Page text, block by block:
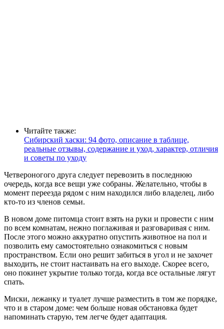
Читайте также:
Сибирский хаски: 94 фото, описание в таблице,
реальные отзывы, содержание и уход, характер, отличия
и советы по уходу
Четвероногого друга следует перевозить в последнюю
очередь, когда все вещи уже собраны. Желательно, чтобы в
момент переезда рядом с ним находился либо владелец, либо
кто-то из членов семьи.
В новом доме питомца стоит взять на руки и провести с ним
по всем комнатам, нежно поглаживая и разговаривая с ним.
После этого можно аккуратно опустить животное на пол и
позволить ему самостоятельно ознакомиться с новым
пространством. Если оно решит забиться в угол и не захочет
выходить, не стоит настаивать на его выходе. Скорее всего,
оно покинет укрытие только тогда, когда все остальные лягут
спать.
Миски, лежанку и туалет лучше разместить в том же порядке,
что и в старом доме: чем больше новая обстановка будет
напоминать старую, тем легче будет адаптация.